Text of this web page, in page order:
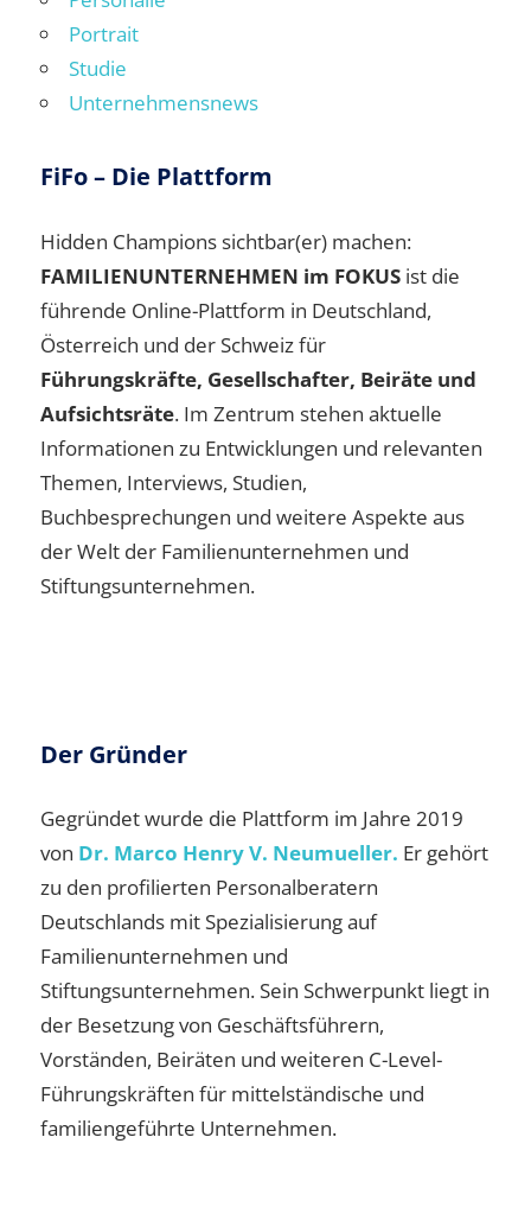
Portrait
Studie
Unternehmensnews
FiFo – Die Plattform
Hidden Champions sichtbar(er) machen:
FAMILIENUNTERNEHMEN im FOKUS ist die
führende Online-Plattform in Deutschland,
Österreich und der Schweiz für
Führungskräfte, Gesellschafter, Beiräte und
Aufsichtsräte. Im Zentrum stehen aktuelle
Informationen zu Entwicklungen und relevanten
Themen, Interviews, Studien,
Buchbesprechungen und weitere Aspekte aus
der Welt der Familienunternehmen und
Stiftungsunternehmen.
Der Gründer
Gegründet wurde die Plattform im Jahre 2019
von Dr. Marco Henry V. Neumueller. Er gehört
zu den profilierten Personalberatern
Deutschlands mit Spezialisierung auf
Familienunternehmen und
Stiftungsunternehmen. Sein Schwerpunkt liegt in
der Besetzung von Geschäftsführern,
Vorständen, Beiräten und weiteren C-Level-
Führungskräften für mittelständische und
familiengeführte Unternehmen.